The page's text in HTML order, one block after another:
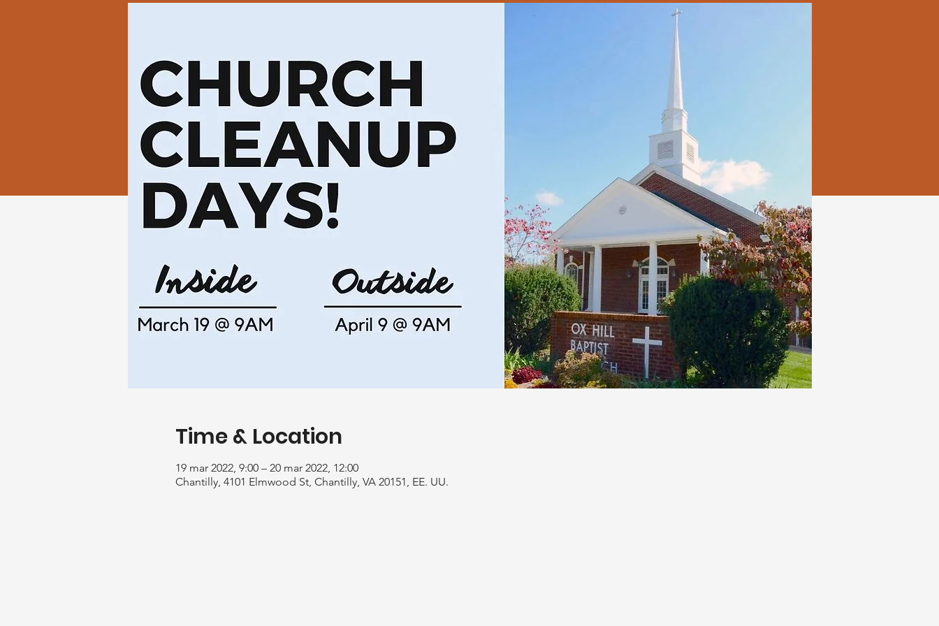
Time & Location
19 mar 2022, 9:00 – 20 mar 2022, 12:00
Chantilly, 4101 Elmwood St, Chantilly, VA 20151, EE. UU.